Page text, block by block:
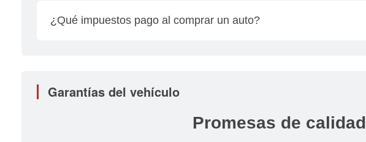
personalmente.
¿Qué impuestos pago al comprar un auto?
Garantías del vehículo
Promesas de calidad